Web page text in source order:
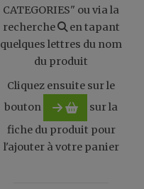
CATEGORIES" ou via la
recherche
en tapant
quelques lettres du nom
du produit
Cliquez ensuite sur le
bouton
sur la
fiche du produit pour
l'ajouter à votre panier